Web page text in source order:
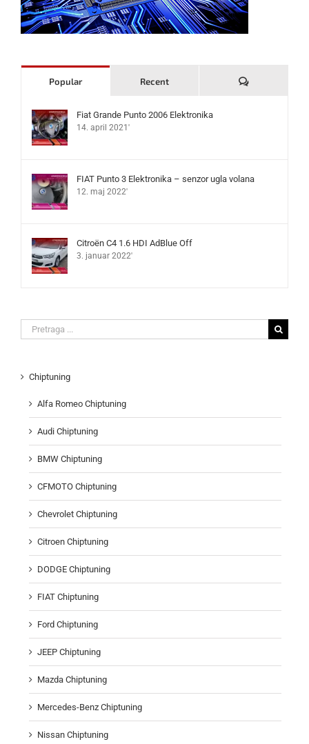
Popular Recent Komentari
Fiat Grande Punto 2006 Elektronika
14. april 2021'
FIAT Punto 3 Elektronika – senzor ugla volana
12. maj 2022'
Citroën C4 1.6 HDI AdBlue Off
3. januar 2022'
Search
for:
Chiptuning
Alfa Romeo Chiptuning
Audi Chiptuning
BMW Chiptuning
CFMOTO Chiptuning
Chevrolet Chiptuning
Citroen Chiptuning
DODGE Chiptuning
FIAT Chiptuning
Ford Chiptuning
JEEP Chiptuning
Mazda Chiptuning
Mercedes-Benz Chiptuning
Nissan Chiptuning